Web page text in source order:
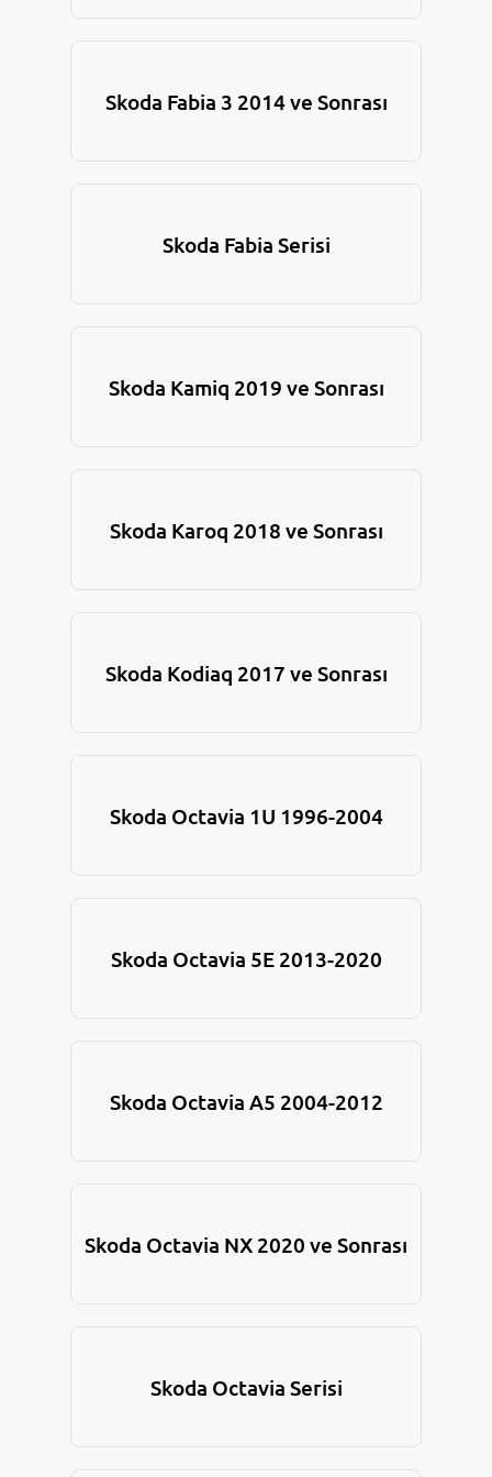
Skoda Fabia 3 2014 ve Sonrası
Skoda Fabia Serisi
Skoda Kamiq 2019 ve Sonrası
Skoda Karoq 2018 ve Sonrası
Skoda Kodiaq 2017 ve Sonrası
Skoda Octavia 1U 1996-2004
Skoda Octavia 5E 2013-2020
Skoda Octavia A5 2004-2012
Skoda Octavia NX 2020 ve Sonrası
Skoda Octavia Serisi